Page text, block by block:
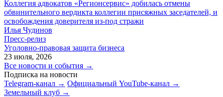
Коллегия адвокатов «Регионсервис» добилась отмены
обвинительного вердикта коллегии присяжных заседателей, и
освобождения доверителя из-под стражи
Илья Чудинов
Пресс-релиз
Уголовно-правовая защита бизнеса
23 июля, 2026
Все новости и события →
Подписка на новости
Telegram-канал → Официальный YouTube-канал →
Земельный клуб →